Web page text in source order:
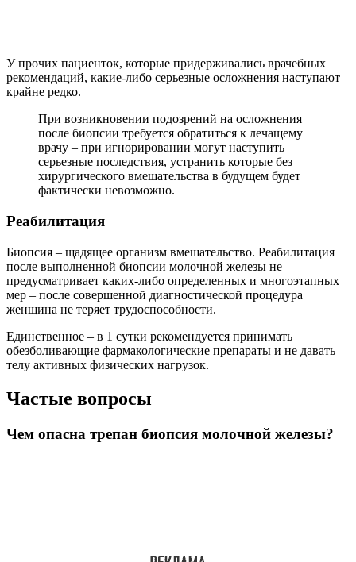
У прочих пациенток, которые придерживались врачебных
рекомендаций, какие-либо серьезные осложнения наступают
крайне редко.
При возникновении подозрений на осложнения
после биопсии требуется обратиться к лечащему
врачу – при игнорировании могут наступить
серьезные последствия, устранить которые без
хирургического вмешательства в будущем будет
фактически невозможно.
Реабилитация
Биопсия – щадящее организм вмешательство. Реабилитация
после выполненной биопсии молочной железы не
предусматривает каких-либо определенных и многоэтапных
мер – после совершенной диагностической процедура
женщина не теряет трудоспособности.
Единственное – в 1 сутки рекомендуется принимать
обезболивающие фармакологические препараты и не давать
телу активных физических нагрузок.
Частые вопросы
Чем опасна трепан биопсия молочной железы?